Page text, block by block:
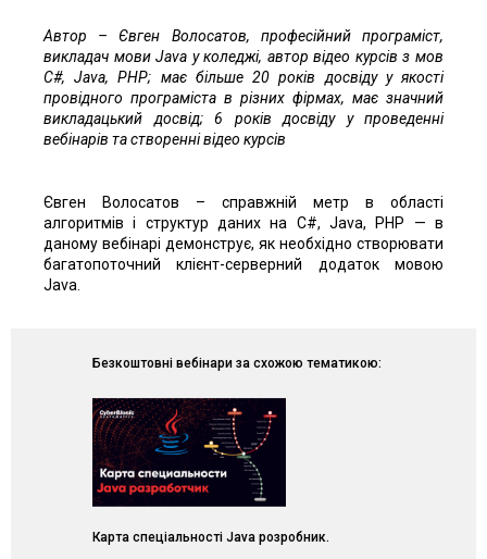
Автор – Євген Волосатов, професійний програміст,
викладач мови Java у коледжі, автор відео курсів з мов
C#, Java, PHP; має більше 20 років досвіду у якості
провідного програміста в різних фірмах, має значний
викладацький досвід; 6 років досвіду у проведенні
вебінарів та створенні відео курсів
Євген Волосатов – справжній метр в області
алгоритмів і структур даних на C#, Java, PHP — в
даному вебінарі демонструє, як необхідно створювати
багатопоточний клієнт-серверний додаток мовою
Java.
Безкоштовні вебінари за схожою тематикою:
Карта спеціальності Java розробник.